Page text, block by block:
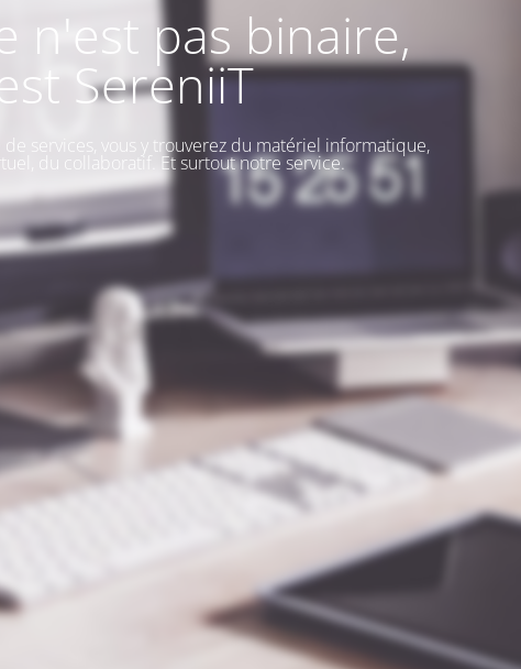
n'est pas binaire,
SereniiT
services, vous y trouverez du matériel informatique,
du collaboratif. Et surtout notre service.